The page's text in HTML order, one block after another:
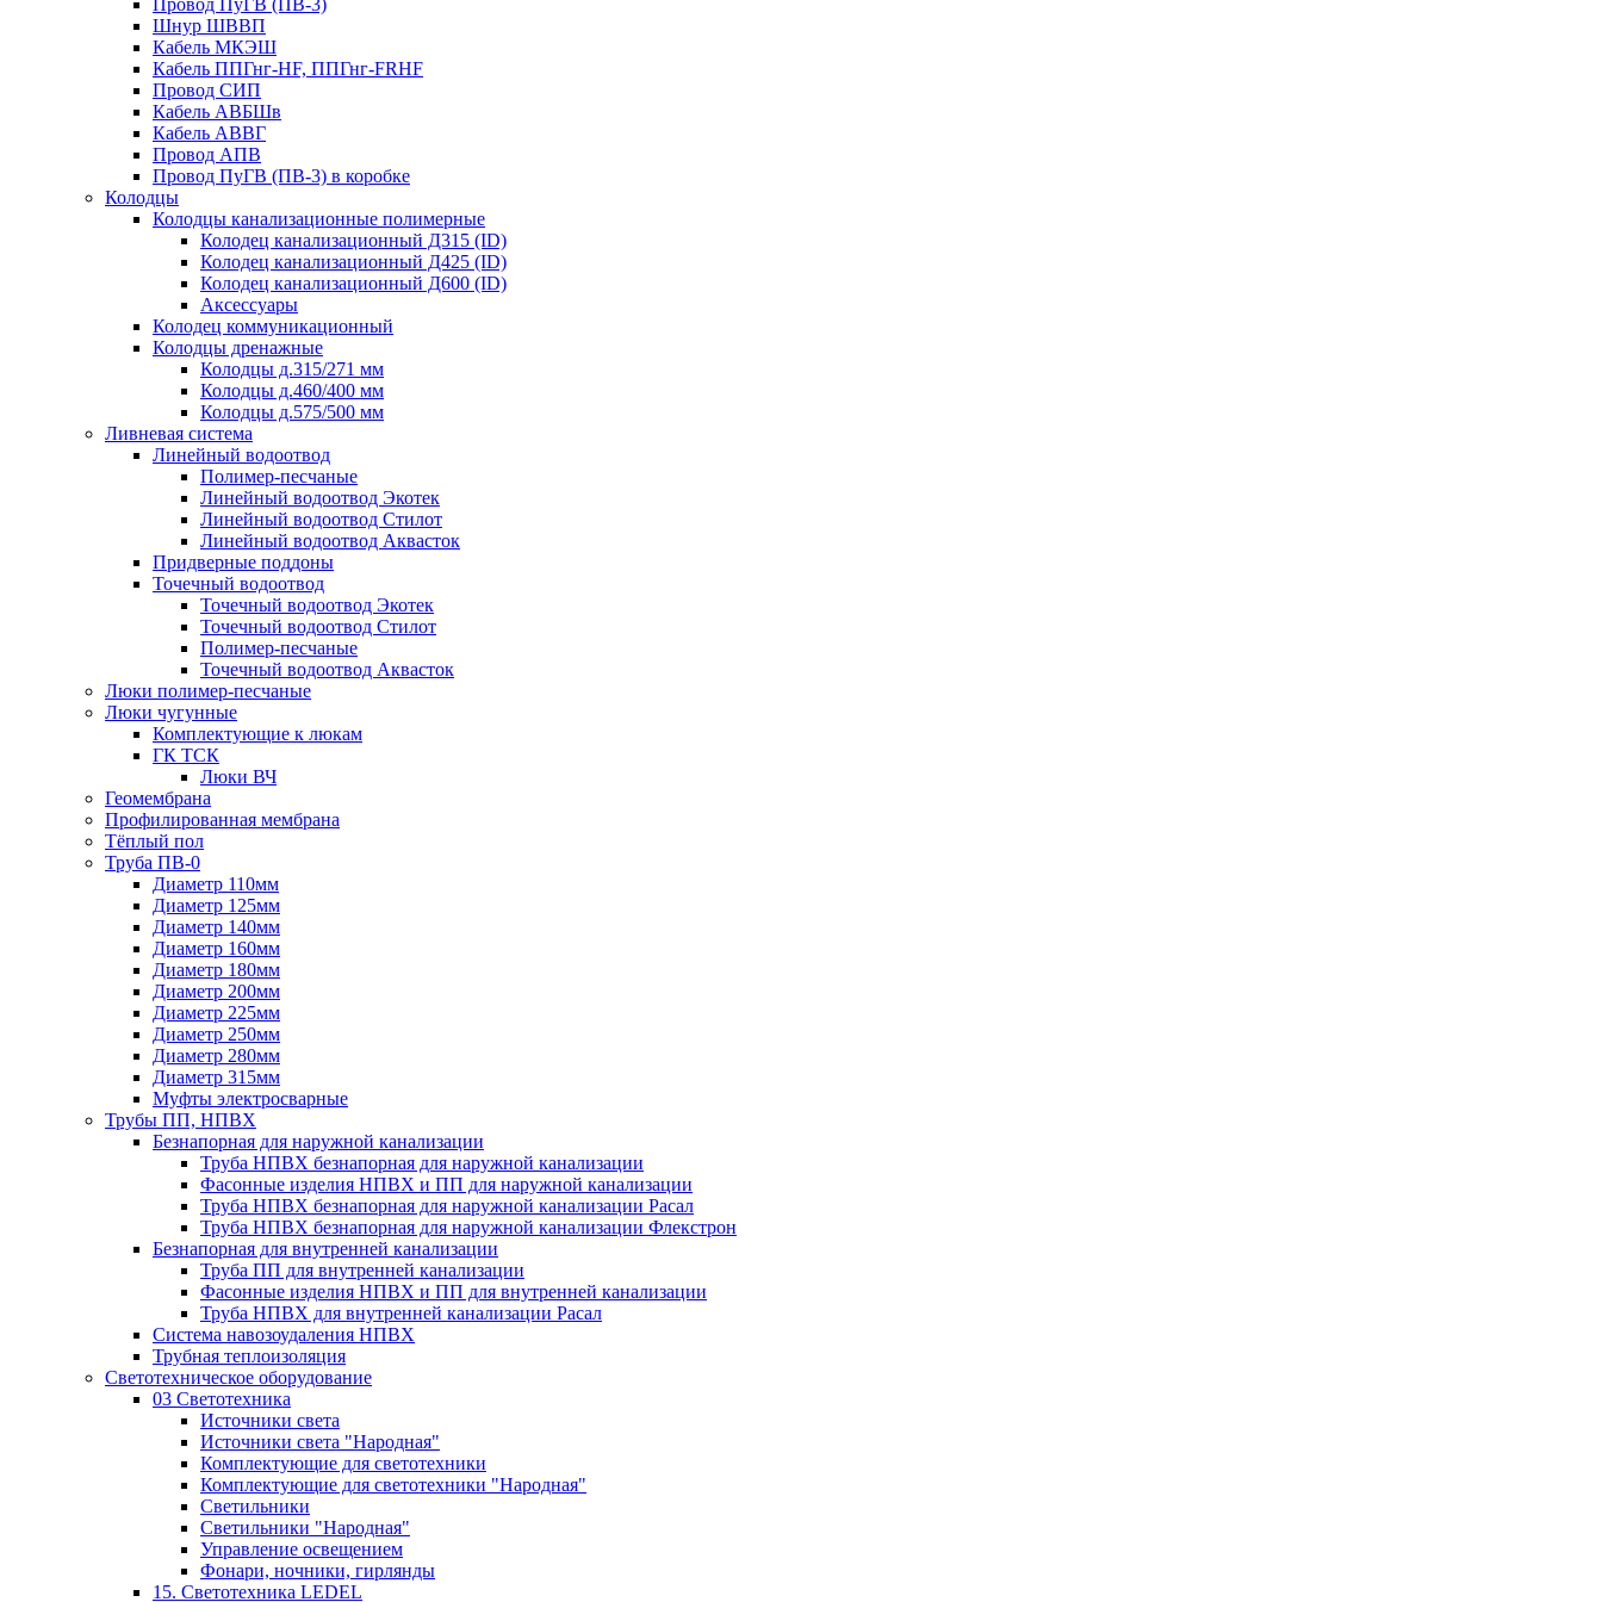
Шнур ШВВП
Кабель МКЭШ
Кабель ППГнг-HF, ППГнг-FRHF
Провод СИП
Кабель АВБШв
Кабель АВВГ
Провод АПВ
Провод ПуГВ (ПВ-3) в коробке
Колодцы
Колодцы канализационные полимерные
Колодец канализационный Д315 (ID)
Колодец канализационный Д425 (ID)
Колодец канализационный Д600 (ID)
Аксессуары
Колодец коммуникационный
Колодцы дренажные
Колодцы д.315/271 мм
Колодцы д.460/400 мм
Колодцы д.575/500 мм
Ливневая система
Линейный водоотвод
Полимер-песчаные
Линейный водоотвод Экотек
Линейный водоотвод Стилот
Линейный водоотвод Аквасток
Придверные поддоны
Точечный водоотвод
Точечный водоотвод Экотек
Точечный водоотвод Стилот
Полимер-песчаные
Точечный водоотвод Аквасток
Люки полимер-песчаные
Люки чугунные
Комплектующие к люкам
ГК ТСК
Люки ВЧ
Геомембрана
Профилированная мембрана
Тёплый пол
Труба ПВ-0
Диаметр 110мм
Диаметр 125мм
Диаметр 140мм
Диаметр 160мм
Диаметр 180мм
Диаметр 200мм
Диаметр 225мм
Диаметр 250мм
Диаметр 280мм
Диаметр 315мм
Муфты электросварные
Трубы ПП, НПВХ
Безнапорная для наружной канализации
Труба НПВХ безнапорная для наружной канализации
Фасонные изделия НПВХ и ПП для наружной канализации
Труба НПВХ безнапорная для наружной канализации Расал
Труба НПВХ безнапорная для наружной канализации Флекстрон
Безнапорная для внутренней канализации
Труба ПП для внутренней канализации
Фасонные изделия НПВХ и ПП для внутренней канализации
Труба НПВХ для внутренней канализации Расал
Система навозоудаления НПВХ
Трубная теплоизоляция
Светотехническое оборудование
03 Светотехника
Источники света
Источники света "Народная"
Комплектующие для светотехники
Комплектующие для светотехники "Народная"
Светильники
Светильники "Народная"
Управление освещением
Фонари, ночники, гирлянды
15. Светотехника LEDEL